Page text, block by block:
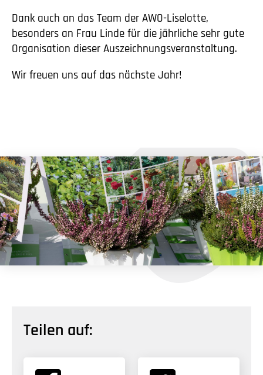
Dank auch an das Team der AWO-Liselotte,
besonders an Frau Linde für die jährliche sehr gute
Organisation dieser Auszeichnungsveranstaltung.
Wir freuen uns auf das nächste Jahr!
Teilen auf: